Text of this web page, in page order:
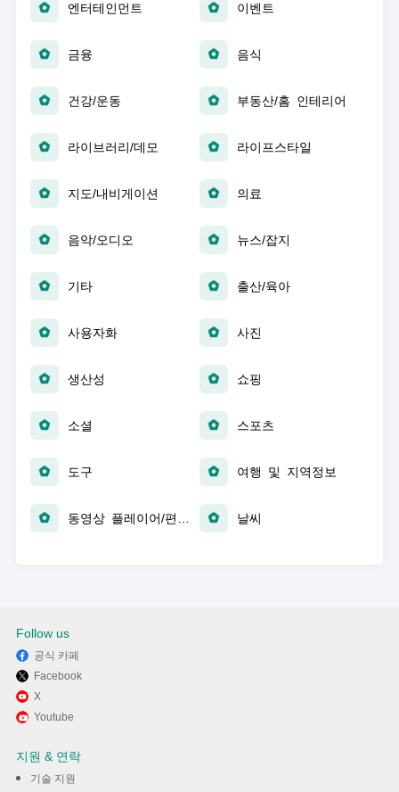
엔터테인먼트 이벤트
금융 음식
건강/운동 부동산/홈 인테리어
라이브러리/데모 라이프스타일
지도/내비게이션 의료
음악/오디오 뉴스/잡지
기타 출산/육아
사용자화 사진
생산성 쇼핑
소셜 스포츠
도구 여행 및 지역정보
날씨
Follow us
공식 카페
Facebook
X
Youtube
지원 & 연락
기술 지원